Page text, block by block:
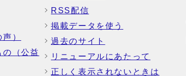
）
（公益
RSS配信
掲載データを使う
過去のサイト
リニューアルにあたって
正しく表示されないときは